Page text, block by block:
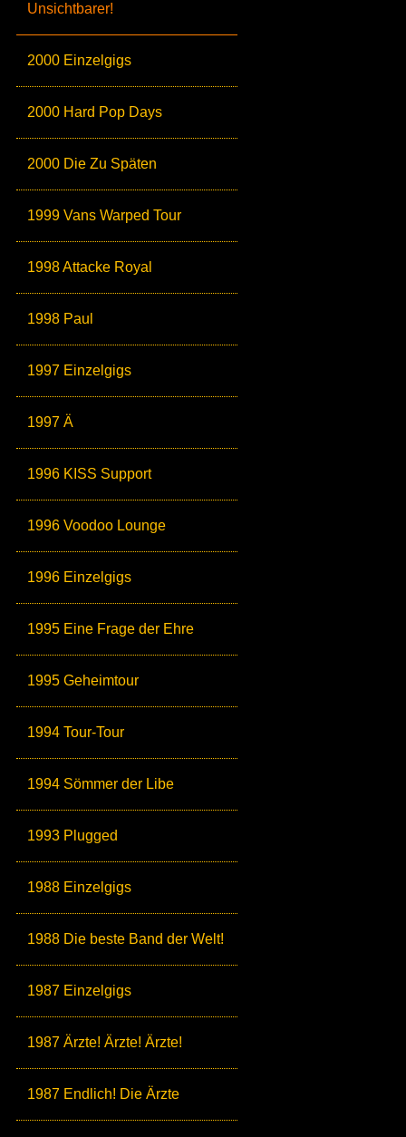
Unsichtbarer!
2000 Einzelgigs
2000 Hard Pop Days
2000 Die Zu Späten
1999 Vans Warped Tour
1998 Attacke Royal
1998 Paul
1997 Einzelgigs
1997 Ä
1996 KISS Support
1996 Voodoo Lounge
1996 Einzelgigs
1995 Eine Frage der Ehre
1995 Geheimtour
1994 Tour-Tour
1994 Sömmer der Libe
1993 Plugged
1988 Einzelgigs
1988 Die beste Band der Welt!
1987 Einzelgigs
1987 Ärzte! Ärzte! Ärzte!
1987 Endlich! Die Ärzte